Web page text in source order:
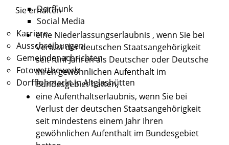
DorfFunk
Social Media
Karriere
Ausschreibungen
Gemeindenachrichten
Fotowettbewerb
Dorfflohmarkt in Altglashütten
Sie erhalten
eine Niederlassungserlaubnis , wenn Sie bei
Verlust der deutschen Staatsangehörigkeit
seit fünf Jahren als Deutscher oder Deutsche
Ihren gewöhnlichen Aufenthalt im
Bundesgebiet hatten,
eine Aufenthaltserlaubnis, wenn Sie bei
Verlust der deutschen Staatsangehörigkeit
seit mindestens einem Jahr Ihren
gewöhnlichen Aufenthalt im Bundesgebiet